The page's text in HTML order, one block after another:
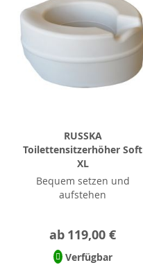
RUSSKA
Toilettensitzerhöher Soft
XL
Bequem setzen und
aufstehen
ab 119,00 €
Verfügbar